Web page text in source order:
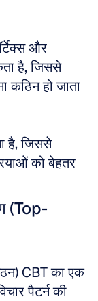
और
है, जिससे
कठिन हो जाता
है, जिससे
को बेहतर
(Top-
CBT का एक
पैटर्न की